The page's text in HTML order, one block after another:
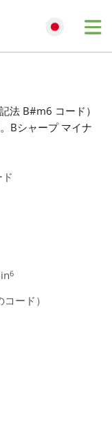
記法 B#m6 コード）
Bシャープ マイナ
6
ード）